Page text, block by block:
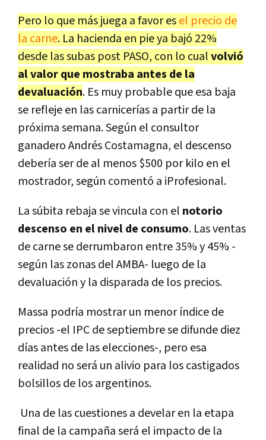
Pero lo que más juega a favor esel precio de
la carne. La hacienda en pie ya bajó 22%
desde las subas post PASO, con lo cualvolvió
al valor que mostraba antes de la
devaluación. Es muy probable que esa baja
se refleje en las carnicerías a partir de la
próxima semana. Según el consultor
ganadero Andrés Costamagna, el descenso
debería ser de al menos $500 por kilo en el
mostrador, según comentó a iProfesional.
La súbita rebaja se vincula con el notorio
descenso en el nivel de consumo. Las ventas
de carne se derrumbaron entre 35% y 45% -
según las zonas del AMBA- luego de la
devaluación y la disparada de los precios.
Massa podría mostrar un menor índice de
precios -el IPC de septiembre se difunde diez
días antes de las elecciones-, pero esa
realidad no será un alivio para los castigados
bolsillos de los argentinos.
Una de las cuestiones a develar en la etapa
final de la campaña será el impacto de la